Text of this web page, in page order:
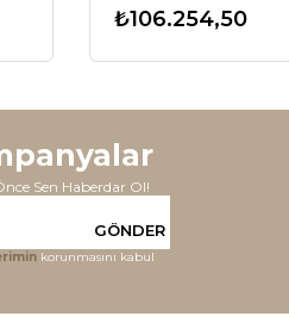
₺106.254,50
Sen Haberdar Ol!
GÖNDER
korunmasını kabul